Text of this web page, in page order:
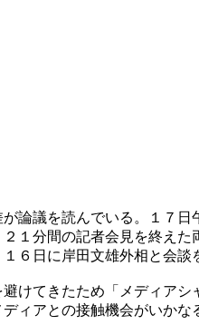
論議を読んでいる。１７
１分間の記者会見を終え
６日に岸田文雄外相と会談
けてきたため「メディア
アとの接触機会がいかな